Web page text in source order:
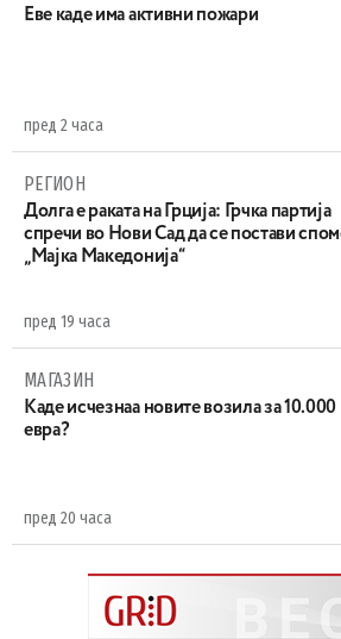
Eве каде има активни пожари
пред 2 часа
РЕГИОН
Долга е раката на Грција: Грчка партија
спречи во Нови Сад да се постави
„Мајка Македонија“
пред 19 часа
МАГАЗИН
Каде исчезнаа новите возила за 10.000
евра?
пред 20 часа